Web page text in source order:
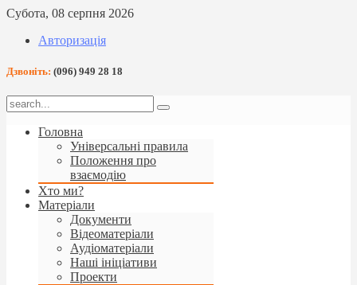
Субота, 08 серпня 2026
Авторизація
Дзвоніть: (096) 949 28 18
Головна
Універсальні правила
Положення про
взаємодію
Хто ми?
Матеріали
Документи
Відеоматеріали
Аудіоматеріали
Наші ініціативи
Проекти